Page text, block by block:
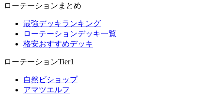
ローテーションまとめ
最強デッキランキング
ローテーションデッキ一覧
格安おすすめデッキ
ローテーションTier1
自然ビショップ
アマツエルフ